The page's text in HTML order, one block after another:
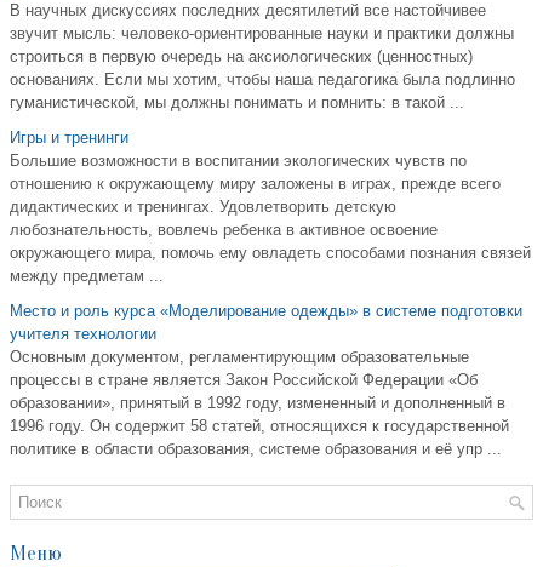
В научных дискуссиях последних десятилетий все настойчивее
звучит мысль: человеко-ориентированные науки и практики должны
строиться в первую очередь на аксиологических (ценностных)
основаниях. Если мы хотим, чтобы наша педагогика была подлинно
гуманистической, мы должны понимать и помнить: в такой ...
Игры и тренинги
Большие возможности в воспитании экологических чувств по
отношению к окружающему миру заложены в играх, прежде всего
дидактических и тренингах. Удовлетворить детскую
любознательность, вовлечь ребенка в активное освоение
окружающего мира, помочь ему овладеть способами познания связей
между предметам ...
Место и роль курса «Моделирование одежды» в системе подготовки
учителя технологии
Основным документом, регламентирующим образовательные
процессы в стране является Закон Российской Федерации «Об
образовании», принятый в 1992 году, измененный и дополненный в
1996 году. Он содержит 58 статей, относящихся к государственной
политике в области образования, системе образования и её упр ...
Меню